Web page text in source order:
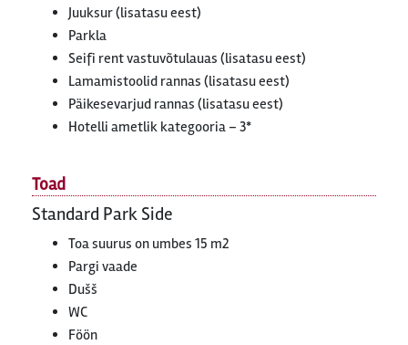
Juuksur (lisatasu eest)
Parkla
Seifi rent vastuvõtulauas (lisatasu eest)
Lamamistoolid rannas (lisatasu eest)
Päikesevarjud rannas (lisatasu eest)
Hotelli ametlik kategooria – 3*
Toad
Standard Park Side
Toa suurus on umbes 15 m2
Pargi vaade
Dušš
WC
Föön